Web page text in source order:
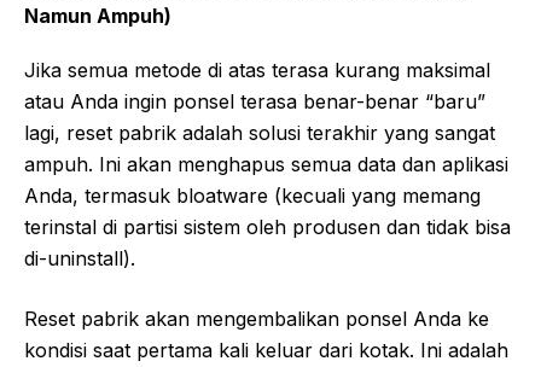
Namun Ampuh)
Jika semua metode di atas terasa kurang maksimal
atau Anda ingin ponsel terasa benar-benar “baru”
lagi, reset pabrik adalah solusi terakhir yang sangat
ampuh. Ini akan menghapus semua data dan aplikasi
Anda, termasuk bloatware (kecuali yang memang
terinstal di partisi sistem oleh produsen dan tidak bisa
di-uninstall).
Reset pabrik akan mengembalikan ponsel Anda ke
kondisi saat pertama kali keluar dari kotak. Ini adalah